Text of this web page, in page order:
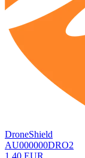
DroneShield
AU000000DRO2
1,40 EUR